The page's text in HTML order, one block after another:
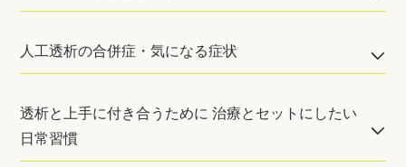
人工透析の合併症・気になる症状
透析と上手に付き合うために 治療とセットにしたい
日常習慣